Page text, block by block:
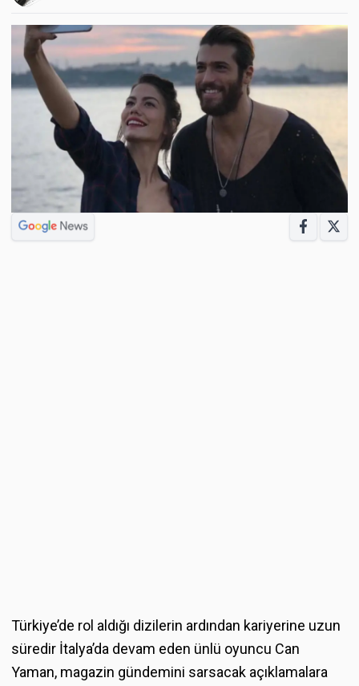
Türkiye’de rol aldığı dizilerin ardından kariyerine uzun
süredir İtalya’da devam eden ünlü oyuncu Can
Yaman, magazin gündemini sarsacak açıklamalara